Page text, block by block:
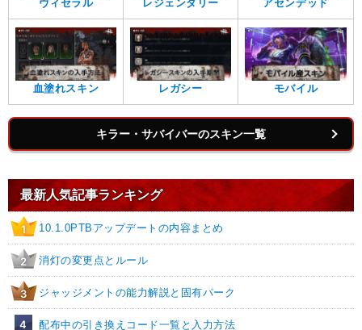
ヴィセラル レジェンダリー アセンデッド
血塗れスキン レガシー モバイル
キラー・サバイバーのスキン一覧
最新人気記事ランキング
1 10.1.0PTBアップデートの内容まとめ
2 消灯の変更点とルール
3 ジャッジメントの能力解説と固有パーク
4 配布中の引き換えコード一覧と入力方法